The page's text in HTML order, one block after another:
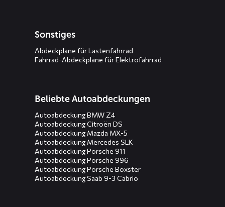
Sonstiges
Abdeckplane für Lastenfahrrad
Fahrrad-Abdeckplane für Elektrofahrrad
Beliebte Autoabdeckungen
Autoabdeckung BMW Z4
Autoabdeckung Citroën DS
Autoabdeckung Mazda MX-5
Autoabdeckung Mercedes SLK
Autoabdeckung Porsche 911
Autoabdeckung Porsche 996
Autoabdeckung Porsche Boxster
Autoabdeckung Saab 9-3 Cabrio